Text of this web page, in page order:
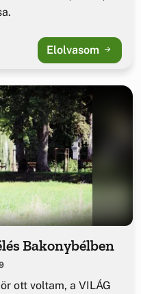
Elolvasom
Bakonybélben
ott voltam, a VILÁG